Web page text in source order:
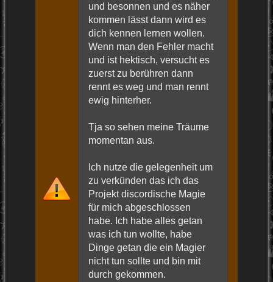
und besonnen und es näher
kommen lässt dann wird es
dich kennen lernen wollen.
Wenn man den Fehler macht
und ist hektisch, versucht es
zuerst zu berühren dann
rennt es weg und man rennt
ewig hinterher.
Tja so sehen meine Träume
momentan aus.
Ich nutze die gelegenheit um
zu verkünden das ich das
Projekt discordische Magie
für mich abgeschlossen
habe. Ich habe alles getan
was ich tun wollte, habe
Dinge getan die ein Magier
nicht tun sollte und bin mit
durch gekommen.